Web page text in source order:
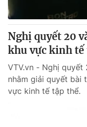
Nghị quyết 20
khu vực kinh tế
VTV.vn - Nghị
nhằm giải quyết bài
vực kinh tế tập thể.